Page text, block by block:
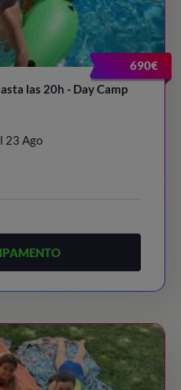
690€
las 20h - Day Camp
23 Ago